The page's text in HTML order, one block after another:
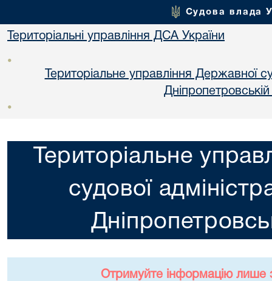
Судова влада
Територіальні управління ДСА України
•
Територіальне управління Державної
•
Територіальне
судової
Отримуйте інформацію лише